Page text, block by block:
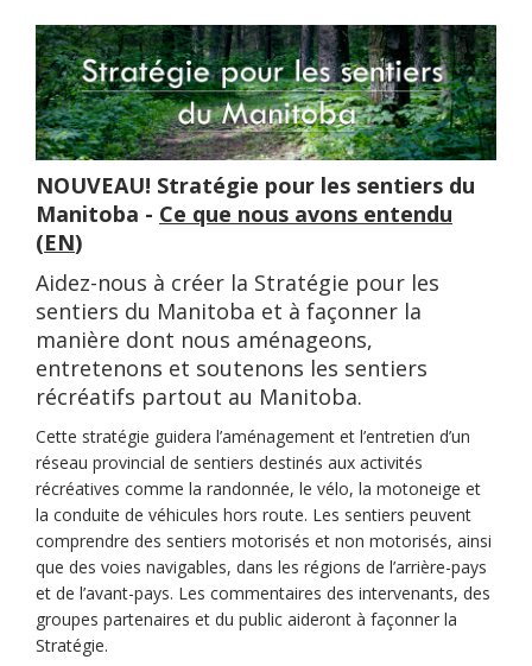
NOUVEAU! Stratégie pour les sentiers du
Manitoba - Ce que nous avons entendu
(EN(Liens externes)
)
Aidez-nous à créer la Stratégie pour les
sentiers du Manitoba et à façonner la
manière dont nous aménageons,
entretenons et soutenons les sentiers
récréatifs partout au Manitoba.
Cette stratégie guidera l’aménagement et l’entretien d’un
réseau provincial de sentiers destinés aux activités
récréatives comme la randonnée, le vélo, la motoneige et
la conduite de véhicules hors route. Les sentiers peuvent
comprendre des sentiers motorisés et non motorisés, ainsi
que des voies navigables, dans les régions de l’arrière-pays
et de l’avant-pays. Les commentaires des intervenants, des
groupes partenaires et du public aideront à façonner la
Stratégie.